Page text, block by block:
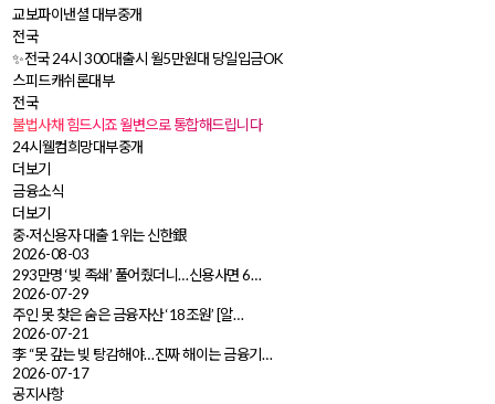
교보파이낸셜 대부중개
전국
✨전국 24시 300대출시 월5만원대 당일입금OK
스피드캐쉬론대부
전국
불법사채 힘드시죠 월변으로 통합해드립니다
24시웰컴희망대부중개
더보기
금융소식
더보기
중·저신용자 대출 1위는 신한銀
2026-08-03
293만명 ‘빚 족쇄’ 풀어줬더니…신용사면 6…
2026-07-29
주인 못 찾은 숨은 금융자산 ‘18조원’ [알…
2026-07-21
李 “못 갚는 빚 탕감해야…진짜 해이는 금융기…
2026-07-17
공지사항